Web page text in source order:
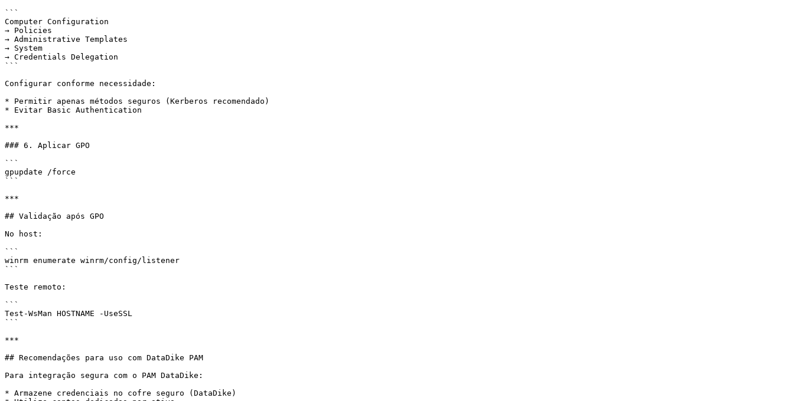
```
Computer Configuration
→ Policies
→ Administrative Templates
→ System
→ Credentials Delegation
```
Configurar conforme necessidade:
* Permitir apenas métodos seguros (Kerberos recomendado)
* Evitar Basic Authentication
***
### 6. Aplicar GPO
```
gpupdate /force
```
***
## Validação após GPO
No host:
```
winrm enumerate winrm/config/listener
```
Teste remoto:
```
Test-WsMan HOSTNAME -UseSSL
```
***
## Recomendações para uso com DataDike PAM
Para integração segura com o PAM DataDike:
* Armazene credenciais no cofre seguro (DataDike)